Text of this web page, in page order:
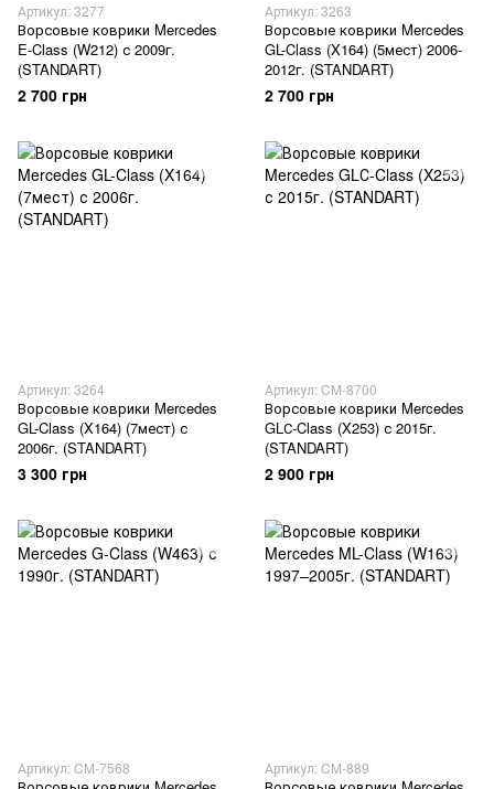
Артикул: 3277
Ворсовые коврики Mercedes
E-Class (W212) с 2009г.
(STANDART)
2 700 грн
Артикул: 3263
Ворсовые коврики Mercedes
GL-Class (X164) (5мест) 2006-
2012г. (STANDART)
2 700 грн
Артикул: 3264
Ворсовые коврики Mercedes
GL-Class (X164) (7мест) с
2006г. (STANDART)
3 300 грн
Артикул: CM-8700
Ворсовые коврики Mercedes
GLС-Class (X253) с 2015г.
(STANDART)
2 900 грн
Артикул: CM-7568 Артикул: CM-889